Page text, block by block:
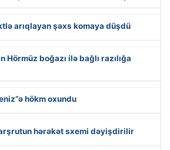
arıqlayan şəxs komaya düşdü
Hörmüz boğazı ilə bağlı razılığa
hökm oxundu
hərəkət sxemi dəyişdirilir